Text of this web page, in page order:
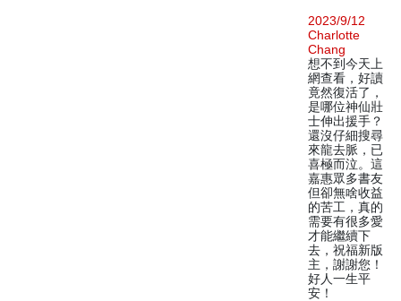
2023/9/12
Charlotte
Chang
想不到今天上
網查看，好讀
竟然復活了，
是哪位神仙壯
士伸出援手？
還沒仔細搜尋
來龍去脈，已
喜極而泣。這
嘉惠眾多書友
但卻無啥收益
的苦工，真的
需要有很多愛
才能繼續下
去，祝福新版
主，謝謝您！
好人一生平
安！